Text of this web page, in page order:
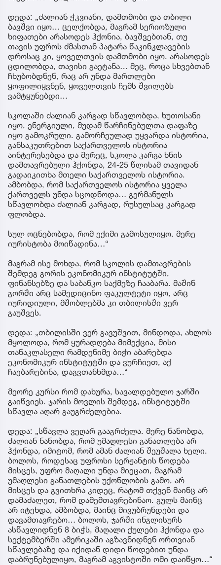
დედა: „ძალიან ჭკვიანი, დამთმობი და თბილი
ბავშვი იყო… ცელქობდა, მაგრამ სერიოზული
ხიფათები არასოდეს ჰქონია, ბავშვებთან, თუ
თავის უფროს ძმასთან პატარა წაკინკლავების
დროსაც კი, ყოველთვის დამთმობი იყო. არასოდეს
ცდილობდა, თავისი გაეტანა… მეც, როცა სხვებთან
ჩხუბობდნენ, რაც არ უნდა მართლები
ყოფილიყვნენ, ყოველთვის ჩემს შვილებს
ვამტყუნებდი…
სკოლაში ძალიან კარგად სწავლობდა, ხუთოსანი
იყო, ენერგიული, მუდამ წარჩინებულთა დაფაზე
იყო გამოკრული. გამორჩეულად უყვარდა ისტორია,
განსაკუთრებით საქართველოს ისტორია
აინტერესებდა და მერეც, სკოლა კარგა ხნის
დამთავრებული ჰქონდა, 24-25 წლისამ თავიდან
გადაიკითხა მთელი საქართველოს ისტორია.
ამბობდა, რომ საქართველოს ისტორია ყველა
ქართველს უნდა სცოდნოდა… გერმანულს
სწავლობდა ძალიან კარგად, რუსულსაც კარგად
ფლობდა.
სულ ოცნებობდა, რომ ექიმი გამოსულიყო. მერე
იურისტობა მოიწადინა…“
მაგრამ ისე მოხდა, რომ სკოლის დამთავრების
შემდეგ გორის ეკონომიკურ ინსტიტუტში,
ფინანსებზე და საბანკო საქმეზე ჩააბარა. მაშინ
გორში არც სამედიცინო ფაკულტეტი იყო, არც
იურიდიული, მშობლებმა კი თბილისში ვერ
გაუშვეს.
დედა: „თბილისში ვერ გავუშვით, მინდოდა, ახლოს
მყოლოდა, რომ ყურადღება მიმექცია, მისი
თანაკლასელი რამდენიმე ბიჭი აბარებდა
ეკონომიკურ ინსტიტუტში და ვურჩიეთ, აქ
ჩაებარებინა, დაგვთანხმდა…“
მეორე კურსი რომ დახურა, სავალდებულო ჯარში
გაიწვიეს. ჯარის მოვლის შემდეგ, ინსტიტუტში
სწავლა აღარ გაუგრძელებია.
დედა: „სწავლა ვეღარ გააგრძელა. მერე ნანობდა,
ძალიან ნანობდა, რომ უმაღლესი განათლება არ
ჰქონდა, იმიტომ, რომ ამან ძალიან შეუშალა ხელი.
ბოლოს, როდესაც უფროსი სერჟანტის წოდება
მისცეს, უფრო მაღალი უნდა მიეცათ, მაგრამ
უმაღლესი განათლების უქონლობის გამო, არ
მისცეს და გვითხრა კიდეც, რატომ თქვენ მაინც არ
დამაძალეთ, რომ დამემთავრებინაო. გულს მაინც
არ იტეხდა, ამბობდა, მაინც მივუბრუნდები და
დავამთავრებო… ბოლოს, ჯარში ინგლისურს
ასწავლიდნენ 8 ბიჭს, მაღალი ქულები ჰქონდა და
სექტემბერში ამერიკაში აგზავნიდნენ ორთვიან
სწავლებაზე და იქიდან დიდი წოდებით უნდა
დაბრუნებულიყო, მაგრამ აგვისტოში ომი დაიწყო…“